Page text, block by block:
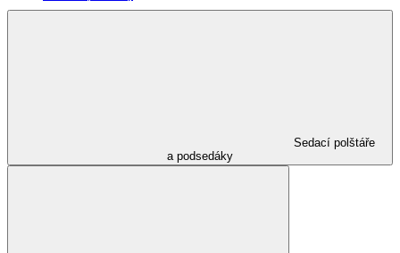
Sedací polštáře
a podsedáky